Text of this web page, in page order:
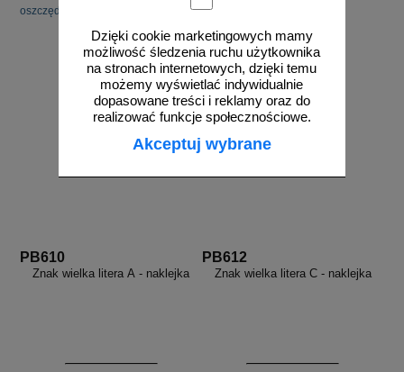
Dzięki cookie marketingowych mamy
możliwość śledzenia ruchu użytkownika
na stronach internetowych, dzięki temu
możemy wyświetlać indywidualnie
dopasowane treści i reklamy oraz do
realizować funkcje społecznościowe.
Akceptuj wybrane
oszczędzić na kosztach transportu.
PB610
Znak wielka litera A - naklejka
PB612
Znak wielka litera C - naklejka